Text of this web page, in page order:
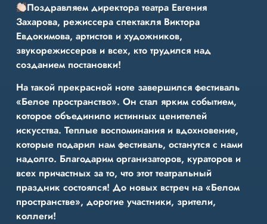
Поздравляем директора театра Евгения
Захарова, режиссера спектакля Виктора
Евдокимова, артистов и художников,
звукорежиссеров и всех, кто трудился над
созданием постановки!
На такой прекрасной ноте завершился фестиваль
«Белое пространство». Он стал ярким событием,
которое объединило истинных ценителей
искусства. Теплые воспоминания и вдохновение,
которые подарил нам фестиваль, останутся с нами
надолго. Благодарим организаторов, кураторов и
всех причастных за то, что этот театральный
праздник состоялся! До новых встреч на «Белом
пространстве», дорогие участники, зрители,
коллеги!